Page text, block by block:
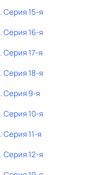
. Серия 15-я
. Серия 16-я
. Серия 17-я
. Серия 18-я
. Серия 9-я
. Серия 10-я
. Серия 11-я
. Серия 12-я